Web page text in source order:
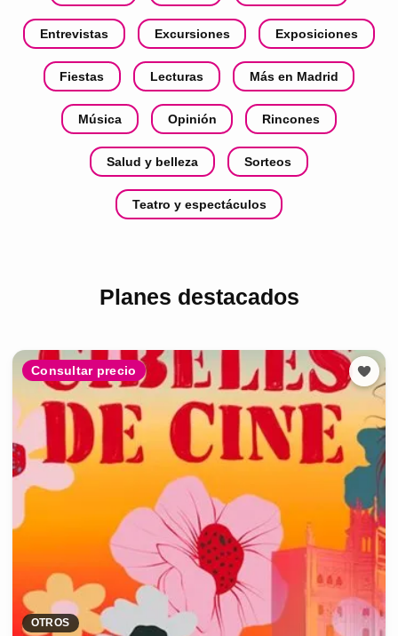
Entrevistas Excursiones Exposiciones
Fiestas Lecturas Más en Madrid
Música Opinión Rincones
Salud y belleza Sorteos
Teatro y espectáculos
Planes destacados
Consultar precio
OTROS